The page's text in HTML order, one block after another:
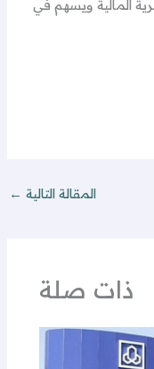
المالية ويسهم في
المقالة التالية ←
ذات صلة